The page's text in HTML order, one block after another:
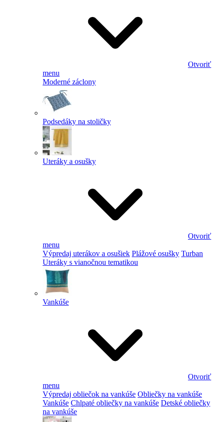
Otvoriť
menu
Moderné záclony
Podsedáky na stoličky
Uteráky a osušky
Otvoriť
menu
Výpredaj uterákov a osušiek Plážové osušky Turban
Uteráky s vianočnou tematikou
Vankúše
Otvoriť
menu
Výpredaj obliečok na vankúše Obliečky na vankúše
Vankúše Chlpaté obliečky na vankúše Detské obliečky
na vankúše